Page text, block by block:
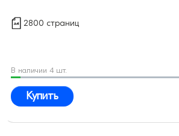
2800 страниц
В наличии 4 шт.
Купить